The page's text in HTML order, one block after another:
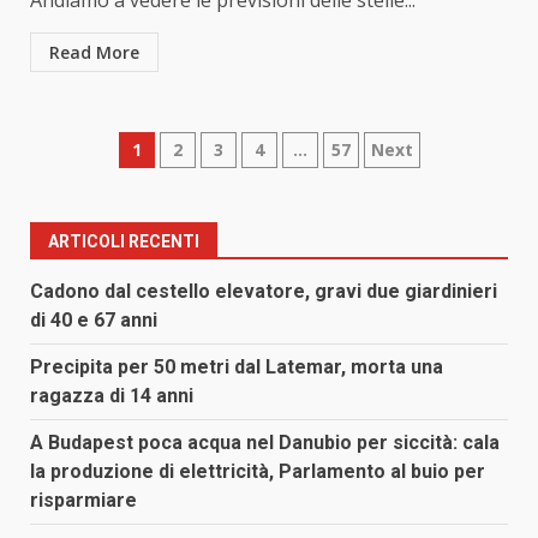
Read More
Paginazione
articoli
1 2 3 4 … 57 Next
ARTICOLI RECENTI
Cadono dal cestello elevatore, gravi due giardinieri
di 40 e 67 anni
Precipita per 50 metri dal Latemar, morta una
ragazza di 14 anni
A Budapest poca acqua nel Danubio per siccità: cala
la produzione di elettricità, Parlamento al buio per
risparmiare